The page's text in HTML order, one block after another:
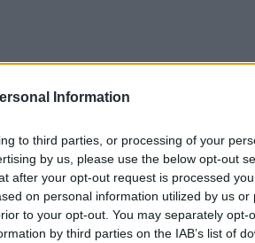
Information
to third parties, or processing of your
by us, please use the below opt-out
after your opt-out request is processed
on personal information utilized by us or
to your opt-out. You may separately opt-
by third parties on the IAB’s list of